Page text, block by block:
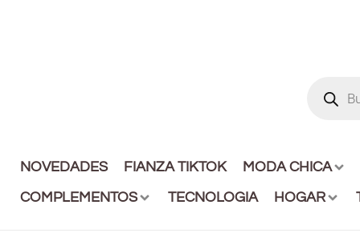
NOVEDADES FIANZA TIKTOK
MODA CHICA
COMPLEMENTOS
TECNOLOGIA HOGAR